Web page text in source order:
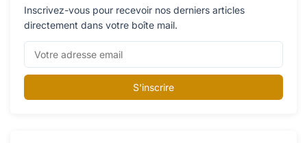
Inscrivez-vous pour recevoir nos derniers articles
directement dans votre boîte mail.
S'inscrire